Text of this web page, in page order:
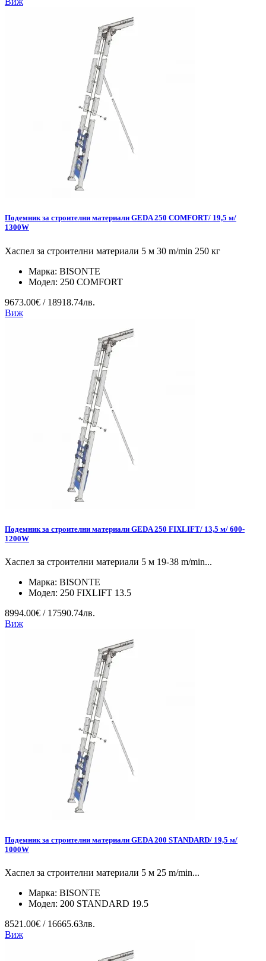
Подемник за строителни материали GEDA 250 COMFORT/ 19,5 м/
1300W
Хаспел за строителни материали 5 м 30 m/min 250 кг
Марка: BISONTE
Модел: 250 COMFORT
9673.00€ / 18918.74лв.
Виж
Подемник за строителни материали GEDA 250 FIXLIFT/ 13,5 м/ 600-
1200W
Хаспел за строителни материали 5 м 19-38 m/min...
Марка: BISONTE
Модел: 250 FIXLIFT 13.5
8994.00€ / 17590.74лв.
Виж
Подемник за строителни материали GEDA 200 STANDARD/ 19,5 м/
1000W
Хаспел за строителни материали 5 м 25 m/min...
Марка: BISONTE
Модел: 200 STANDARD 19.5
8521.00€ / 16665.63лв.
Виж